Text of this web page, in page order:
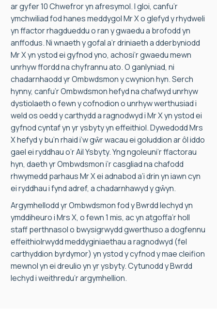
ar gyfer 10 Chwefror yn afresymol. I gloi, canfu’r
ymchwiliad fod hanes meddygol Mr X o glefyd y rhydweli
yn ffactor rhagdueddu o ran y gwaedu a brofodd yn
anffodus. Ni wnaeth y gofal a’r driniaeth a dderbyniodd
Mr X yn ystod ei gyfnod yno, achosi’r gwaedu mewn
unrhyw ffordd na chyfrannu ato. O ganlyniad, ni
chadarnhaodd yr Ombwdsmon y cwynion hyn. Serch
hynny, canfu’r Ombwdsmon hefyd na chafwyd unrhyw
dystiolaeth o fewn y cofnodion o unrhyw werthusiad i
weld os oedd y carthydd a ragnodwyd i Mr X yn ystod ei
gyfnod cyntaf yn yr ysbyty yn effeithiol. Dywedodd Mrs
X hefyd y bu’n rhaid i’w gŵr wacau ei goluddion ar ôl iddo
gael ei ryddhau o’r Ail Ysbyty. Yng ngoleuni’r ffactorau
hyn, daeth yr Ombwdsmon i’r casgliad na chafodd
rhwymedd parhaus Mr X ei adnabod a’i drin yn iawn cyn
ei ryddhau i fynd adref, a chadarnhawyd y gŵyn.
Argymhellodd yr Ombwdsmon fod y Bwrdd Iechyd yn
ymddiheuro i Mrs X, o fewn 1 mis, ac yn atgoffa’r holl
staff perthnasol o bwysigrwydd gwerthuso a dogfennu
effeithiolrwydd meddyginiaethau a ragnodwyd (fel
carthyddion byrdymor) yn ystod y cyfnod y mae cleifion
mewnol yn ei dreulio yn yr ysbyty. Cytunodd y Bwrdd
Iechyd i weithredu’r argymhellion.